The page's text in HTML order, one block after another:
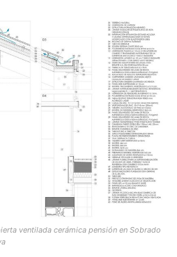
ventilada cerámica pensión en Sobrado